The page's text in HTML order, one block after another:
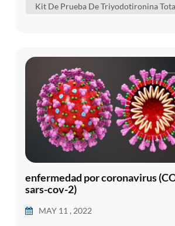
células y tejidos). se puede hacer
Kit De Prueba De Triyodotironina
enfermedad por coronavirus
sars-cov-2)
MAY 11 , 2022